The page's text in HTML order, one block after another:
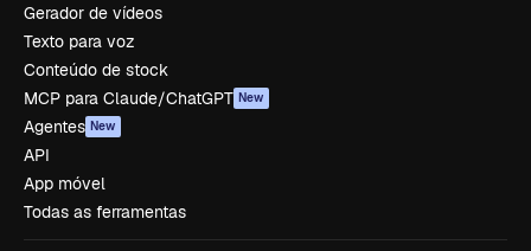
Gerador de vídeos
Texto para voz
Conteúdo de stock
MCP para Claude/ChatGPT New
Agentes New
API
App móvel
Todas as ferramentas